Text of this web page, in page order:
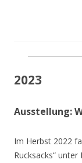
2023
Ausstellung:
Im Herbst 2022
Rucksacks“